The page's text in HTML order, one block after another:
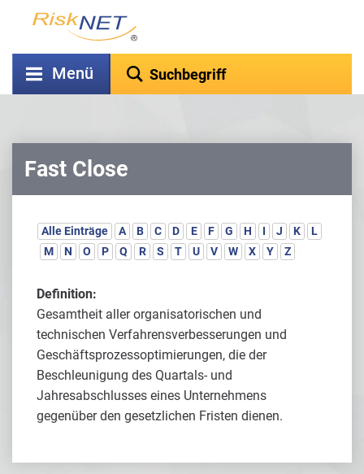
Menü
Fast Close
Alle Einträge A B C D E F G H I J K
L
M
N O P Q R S T U V W X Y Z
Definition:
Gesamtheit aller organisatorischen und
technischen Verfahrensverbesserungen und
Geschäftsprozessoptimierungen, die der
Beschleunigung des Quartals- und
Jahresabschlusses eines Unternehmens
gegenüber den gesetzlichen Fristen dienen.